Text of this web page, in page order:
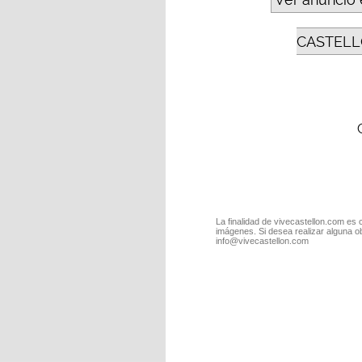
La finalidad de vivecastellon.com
imágenes. Si desea realizar alguna
info@vivecastellon.com